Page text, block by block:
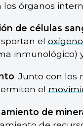
los órganos
de células
eloxígeno
inmunológico)
. Junto con los
el
de